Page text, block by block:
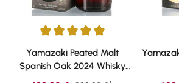
Durchschnittliche Bewertung von 5
Yamazaki Peated Malt
Spanish Oak 2024 Whisky
43% vol. 0,70l